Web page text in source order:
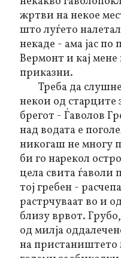
жртви на некое
што луѓето
некаде - ама јас
Вермонти кај
приказни.
Треба да
некои од старците
брегот - Ѓаволов
над водата е
никогаш не многу
би го нарекол
цела свита ѓаволи
тој гребен -
растрчуваат во и
близу врвот.
од милја
на пристаништето